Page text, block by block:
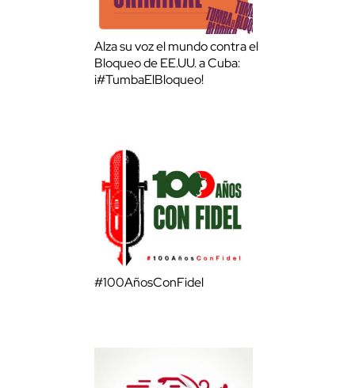
Alza su voz el mundo contra el
Bloqueo de EE.UU. a Cuba:
¡#TumbaElBloqueo!
#100AñosConFidel